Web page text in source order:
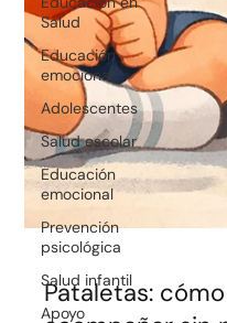
Salud
Educación
emocional
Adolescentes
Salud escolar
Educación
emocional
Prevención
psicológica
Salud infantil
Apoyo